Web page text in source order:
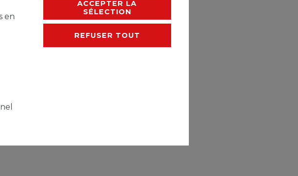
en
ACCEPTER LA
SÉLECTION
REFUSER TOUT